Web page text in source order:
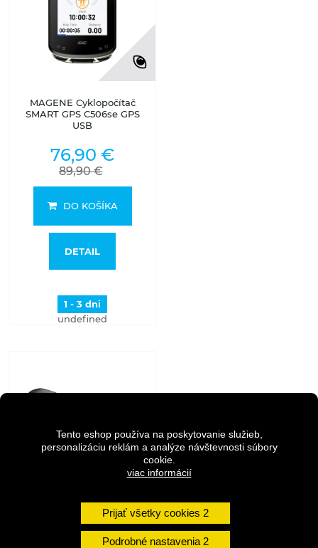
Tento eshop používa na poskytovanie služieb,
personalizáciu reklám a analýze návštevnosti súbory
cookie.
viac informácií
Prijať všetky cookies
Podrobné nastavenia
MAGENE Cyklopočítač
SMART GPS C506se GPS
USB
76,90 €
89,90 €
DO KOŠÍKA
DETAIL
1 - 3 dni
undefined
MAGENE svetlo predné
AT1600 USB čierne